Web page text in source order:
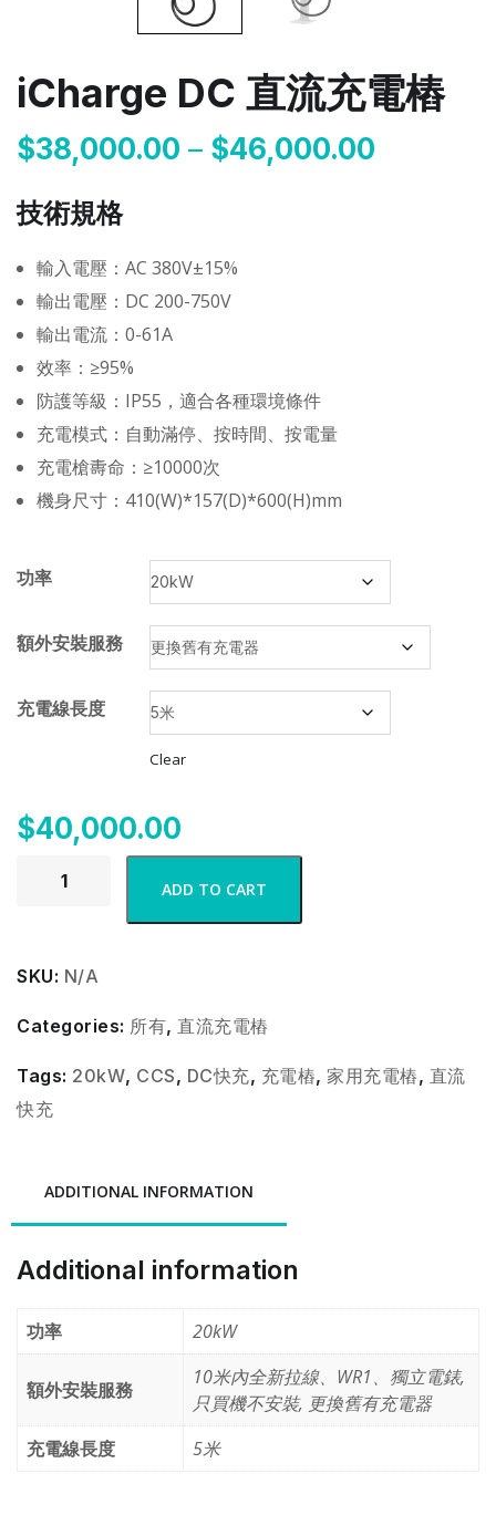
iCharge DC 直流充電樁
$38,000.00 – $46,000.00
技術規格
輸入電壓：AC 380V±15%
輸出電壓：DC 200-750V
輸出電流：0-61A
效率：≥95%
防護等級：IP55，適合各種環境條件
充電模式：自動滿停、按時間、按電量
充電槍夀命：≥10000次
機身尺寸：410(W)*157(D)*600(H)mm
功率
額外安裝服務
充電線長度
Clear
$40,000.00
ADD TO CART
SKU: N/A
Categories: 所有, 直流充電樁
Tags: 20kW, CCS, DC快充, 充電樁, 家用充電樁, 直流
快充
ADDITIONAL INFORMATION
Additional information
功率 20kW
額外安裝服務
10米內全新拉線、WR1、獨立電錶,
只買機不安裝, 更換舊有充電器
充電線長度
5米